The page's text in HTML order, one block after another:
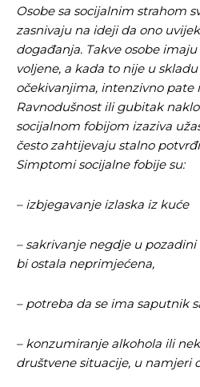
Osobe sa socijalnim strahom
zasnivaju na ideji da ono
događanja. Takve osobe
voljene, a kada to nije u
očekivanjima, intenzivno pate
Ravnodušnost ili gubitak
socijalnom fobijom izaziva
često zahtijevaju stalno
Simptomi socijalne fobije su:
– izbjegavanje izlaska iz kuće
– sakrivanje negdje u pozadini
bi ostala neprimjećena,
– potreba da se ima saputnik
– konzumiranje alkohola ili
društvene situacije, u namjeri